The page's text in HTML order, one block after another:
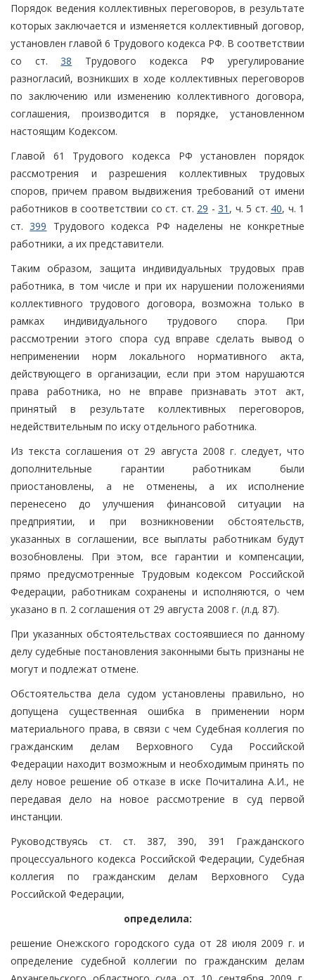
Порядок ведения коллективных переговоров, в результате
которых заключается и изменяется коллективный договор,
установлен главой 6 Трудового кодекса РФ. В соответствии
со ст.38 Трудового кодекса РФ урегулирование
разногласий, возникших в ходе коллективных переговоров
по заключению или изменению коллективного договора,
соглашения, производится в порядке, установленном
настоящим Кодексом.
Главой 61 Трудового кодекса РФ установлен порядок
рассмотрения и разрешения коллективных трудовых
споров, причем правом выдвижения требований от имени
работников в соответствии со ст. ст. 29 - 31 , ч. 5 ст. 40, ч. 1
ст.399 Трудового кодекса РФ наделены не конкретные
работники, а их представители.
Таким образом, защита индивидуальных трудовых прав
работника, в том числе и при их нарушении положениями
коллективного трудового договора, возможна только в
рамках индивидуального трудового спора. При
рассмотрении этого спора суд вправе сделать вывод о
неприменении норм локального нормативного акта,
действующего в организации, если при этом нарушаются
права работника, но не вправе признавать этот акт,
принятый в результате коллективных переговоров,
недействительным по иску отдельного работника.
Из текста соглашения от 29 августа 2008 г. следует, что
дополнительные гарантии работникам были
приостановлены, а не отменены, а их исполнение
перенесено до улучшения финансовой ситуации на
предприятии, и при возникновении обстоятельств,
указанных в соглашении, все выплаты работникам будут
возобновлены. При этом, все гарантии и компенсации,
прямо предусмотренные Трудовым кодексом Российской
Федерации, работникам сохранены и исполняются, о чем
указано в п. 2 соглашения от 29 августа 2008 г. (л.д. 87).
При указанных обстоятельствах состоявшиеся по данному
делу судебные постановления законными быть признаны не
могут и подлежат отмене.
Обстоятельства дела судом установлены правильно, но
допущена существенная ошибка в применении норм
материального права, в связи с чем Судебная коллегия по
гражданским делам Верховного Суда Российской
Федерации находит возможным и необходимым принять по
делу новое решение об отказе в иске Почиталина А.И., не
передавая дело на новое рассмотрение в суд первой
инстанции.
Руководствуясь ст. ст. 387, 390, 391 Гражданского
процессуального кодекса Российской Федерации, Судебная
коллегия по гражданским делам Верховного Суда
Российской Федерации,
определила:
решение Онежского городского суда от 28 июля 2009 г. и
определение судебной коллегии по гражданским делам